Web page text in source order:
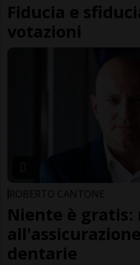
Fiducia e
votazioni
ROBERTO CANTONE
Niente è gratis:
dentarie